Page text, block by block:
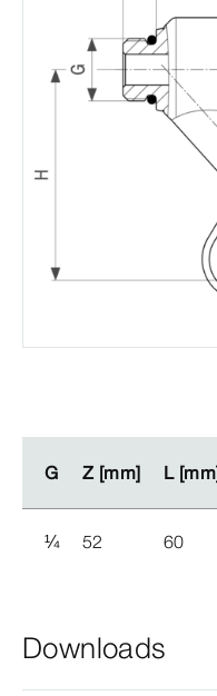
G Z [mm] L
G Z [mm] L
¼ 52 60
Downloads